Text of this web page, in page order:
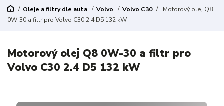
Oleje a filtry dle auta Volvo Volvo C30
Motorový olej Q8
0W-30 a filtr pro Volvo C30 2.4 D5 132 kW
Motorový olej Q8 0W-30 a filtr pro
Volvo C30 2.4 D5 132 kW